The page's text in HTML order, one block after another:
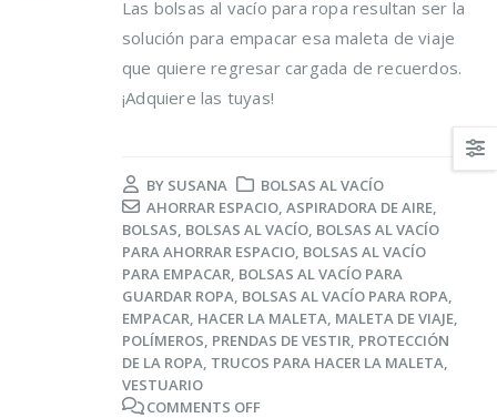
Las bolsas al vacío para ropa resultan ser la
solución para empacar esa maleta de viaje
que quiere regresar cargada de recuerdos.
¡Adquiere las tuyas!
BY SUSANA
BOLSAS AL VACÍO
AHORRAR ESPACIO, ASPIRADORA DE AIRE,
BOLSAS, BOLSAS AL VACÍO, BOLSAS AL VACÍO
PARA AHORRAR ESPACIO, BOLSAS AL VACÍO
PARA EMPACAR, BOLSAS AL VACÍO PARA
GUARDAR ROPA, BOLSAS AL VACÍO PARA ROPA,
EMPACAR, HACER LA MALETA, MALETA DE VIAJE,
POLÍMEROS, PRENDAS DE VESTIR, PROTECCIÓN
DE LA ROPA, TRUCOS PARA HACER LA MALETA,
VESTUARIO
COMMENTS OFF
Trucos para alargar la
vida de tus prendas
delicadas
5 razones de peso por
las que merece la
pena reciclar
Cómo reducir los
desperdicios
alimentarios y
al mismo tiempo
16 agosto, 2021
Claves para el
de los pies en